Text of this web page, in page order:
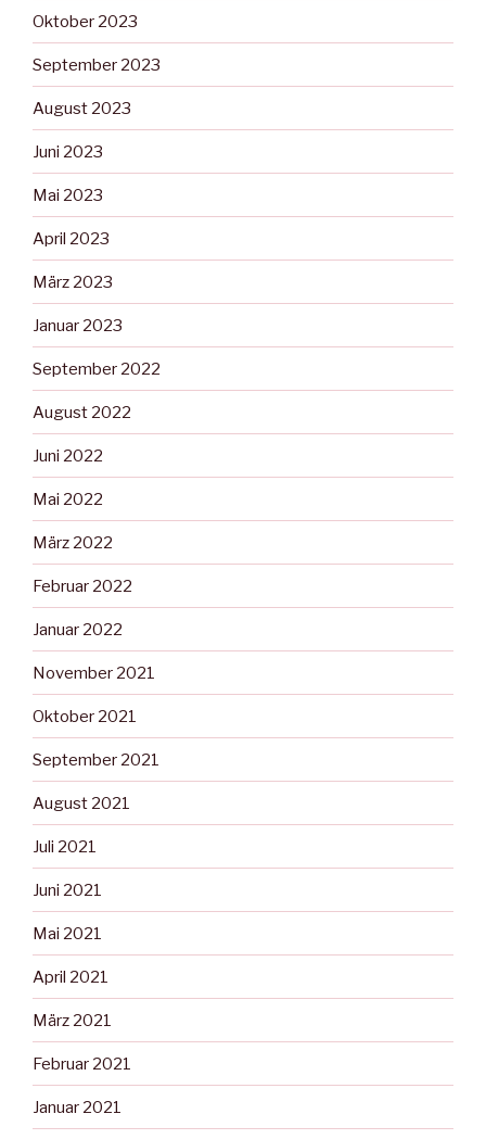
Oktober 2023
September 2023
August 2023
Juni 2023
Mai 2023
April 2023
März 2023
Januar 2023
September 2022
August 2022
Juni 2022
Mai 2022
März 2022
Februar 2022
Januar 2022
November 2021
Oktober 2021
September 2021
August 2021
Juli 2021
Juni 2021
Mai 2021
April 2021
März 2021
Februar 2021
Januar 2021